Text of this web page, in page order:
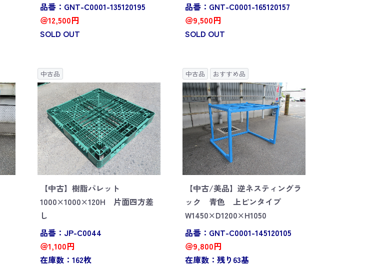
品番：GNT-C0001-135120195
＠12,500円
SOLD OUT
品番：GNT-C0001-165120157
＠9,500円
SOLD OUT
中古品
【中古】樹脂パレット
1000×1000×120H 片面四方差
し
品番：JP-C0044
＠1,100円
在庫数：162枚
中古品 おすすめ品
【中古/美品】逆ネスティングラ
ック 青色 上ピンタイプ
W1450×D1200×H1050
品番：GNT-C0001-145120105
＠9,800円
在庫数：残り63基